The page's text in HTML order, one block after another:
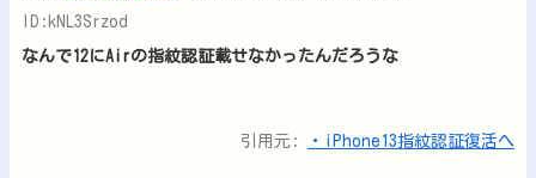
ID:kNL3Srzod
なんで12にAirの指紋認証載せなかったんだろうな
引用元: ・iPhone13指紋認証復活へ